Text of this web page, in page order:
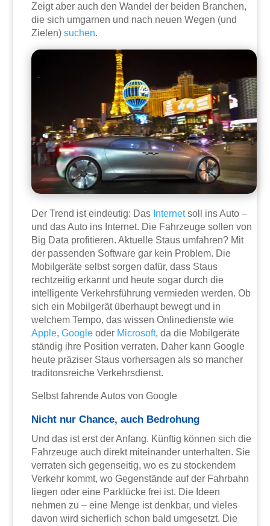
Zeigt aber auch den Wandel der beiden Branchen,
die sich umgarnen und nach neuen Wegen (und
Zielen)suchen.
Der Trend ist eindeutig: Das Internetsoll ins Auto –
und das Auto ins Internet. Die Fahrzeuge sollen von
Big Data profitieren. Aktuelle Staus umfahren? Mit
der passenden Software gar kein Problem. Die
Mobilgeräte selbst sorgen dafür, dass Staus
rechtzeitig erkannt und heute sogar durch die
intelligente Verkehrsführung vermieden werden. Ob
sich ein Mobilgerät überhaupt bewegt und in
welchem Tempo, das wissen Onlinedienste wie
Apple,Google oder Microsoft, da die Mobilgeräte
ständig ihre Position verraten. Daher kann Google
heute präziser Staus vorhersagen als so mancher
traditonsreiche Verkehrsdienst.
Selbst fahrende Autos von Google
Nicht nur Chance, auch Bedrohung
Und das ist erst der Anfang. Künftig können sich die
Fahrzeuge auch direkt miteinander unterhalten. Sie
verraten sich gegenseitig, wo es zu stockendem
Verkehr kommt, wo Gegenstände auf der Fahrbahn
liegen oder eine Parklücke frei ist. Die Ideen
nehmen zu – eine Menge ist denkbar, und vieles
davon wird sicherlich schon bald umgesetzt. Die